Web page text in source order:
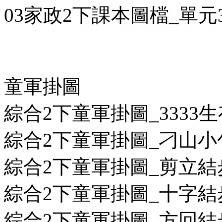
03家政2下課本圖檔_單
童軍掛圖
綜合2下童軍掛圖_3333
綜合2下童軍掛圖_刁山小
綜合2下童軍掛圖_剪立
綜合2下童軍掛圖_十字